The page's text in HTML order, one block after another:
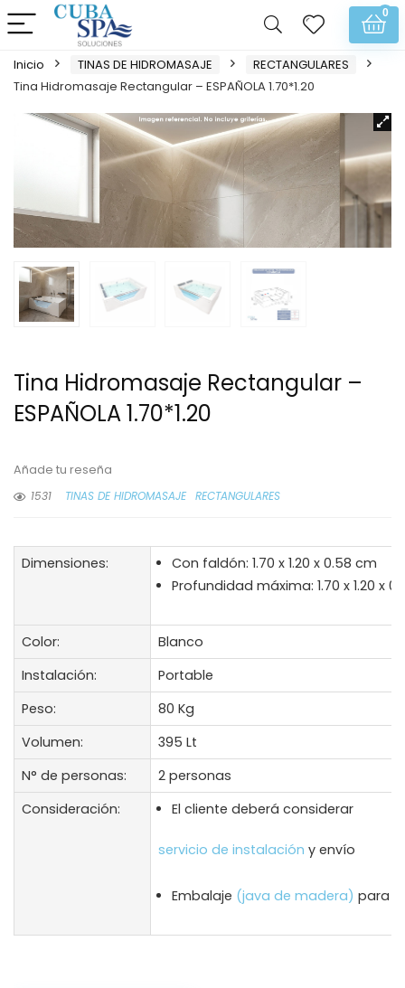
0
Inicio TINAS DE HIDROMASAJE
RECTANGULARES
Tina Hidromasaje Rectangular – ESPAÑOLA 1.70*1.20
Tina Hidromasaje Rectangular –
ESPAÑOLA 1.70*1.20
Añade tu reseña
1531
TINAS DE HIDROMASAJE RECTANGULARES
Dimensiones:
Con faldón: 1.70 x 1.20 x 0.58 cm
Profundidad máxima: 1.70 x 1.20 x
Color:
Blanco
Instalación:
Portable
Peso:
80 Kg
Volumen:
395 Lt
N° de personas:
2 personas
Consideración:
El cliente deberá considerar
servicio de instalación y envío
Embalaje (java de madera) para